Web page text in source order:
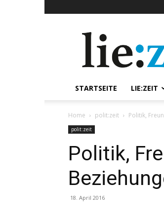
STARTSEITE LIE:ZEIT
Home polit:zeit Politik,
polit:zeit
Politik,
18. April 2016